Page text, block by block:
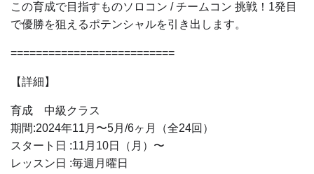
この育成で目指すものソロコン / チームコン 挑戦！1発目
で優勝を狙えるポテンシャルを引き出します。
==========================
【詳細】
育成 中級クラス
期間:2024年11月〜5月/6ヶ月（全24回）
スタート日 :11月10日（月）〜
レッスン日 :毎週月曜日